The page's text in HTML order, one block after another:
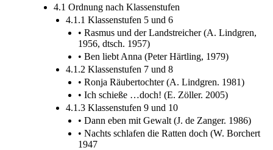
4.1 Ordnung nach Klassenstufen
4.1.1 Klassenstufen 5 und 6
• Rasmus und der Landstreicher (A. Lindgren,
1956, dtsch. 1957)
• Ben liebt Anna (Peter Härtling, 1979)
4.1.2 Klassenstufen 7 und 8
• Ronja Räubertochter (A. Lindgren. 1981)
• Ich schieße …doch! (E. Zöller. 2005)
4.1.3 Klassenstufen 9 und 10
• Dann eben mit Gewalt (J. de Zanger. 1986)
• Nachts schlafen die Ratten doch (W. Borchert
1947